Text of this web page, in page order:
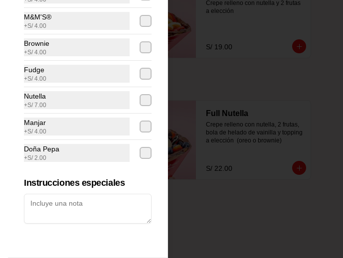
Crepe relleno con manjar y 2 frutas
S/ 16.00
Crepe relleno con nutella y 2 frutas
a elección
S/ 19.00
Full Manjar
Crepe relleno con manjar, 2 frutas,
bola de helado de vainilla y topping
a elección (oreo o brownie)
Full Nutella
Crepe relleno con nutella, 2 frutas,
bola de helado de vainilla y topping
a elección  (oreo o brownie)
S/ 22.00
M&M'S®
+S/ 4.00
Brownie
+S/ 4.00
Fudge
+S/ 4.00
Nutella
+S/ 7.00
Manjar
+S/ 4.00
Doña Pepa
+S/ 2.00
Instrucciones especiales